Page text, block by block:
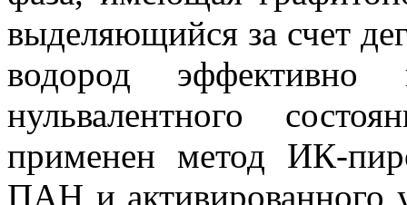
выделяющийся за счет
водород эффективно
нульвалентного
применен метод ИК-
ПАН и